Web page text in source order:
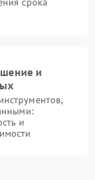
и
и